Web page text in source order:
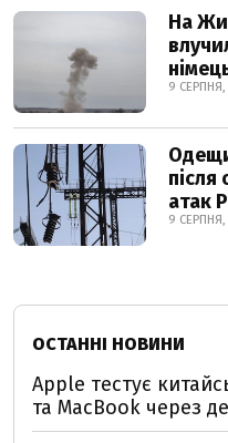
На
9 СЕРПНЯ,
після
атак
9 СЕРПНЯ,
ОСТАННІ НОВИНИ
Apple тестує
та MacBook через